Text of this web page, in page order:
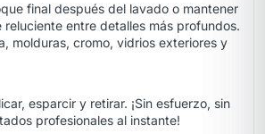
final después del lavado o mantener
reluciente entre detalles más profundos.
molduras, cromo, vidrios exteriores y
esparcir y retirar. ¡Sin esfuerzo, sin
profesionales al instante!